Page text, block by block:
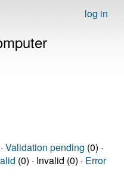
log in
Validation pending (0) ·
(0) · Invalid (0) · Error